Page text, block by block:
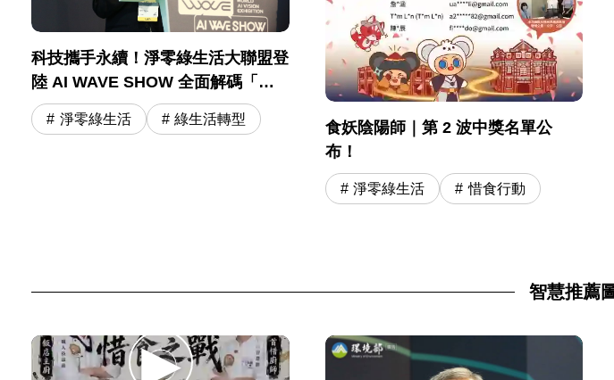
科技攜手永續！淨零綠生活大聯盟登
陸 AI WAVE SHOW 全面解碼「綠
色職場」轉型攻略
淨零綠生活 綠生活轉型
食妖陰陽師｜第 2 波中獎名單公
布！
淨零綠生活 惜食行動
智慧推薦